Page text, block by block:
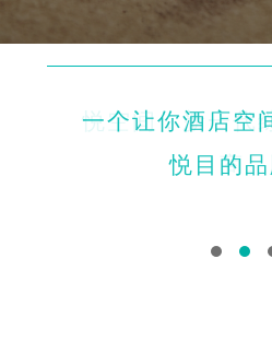
一个让你酒店空
悦目的品
悦空间，新一代
商。